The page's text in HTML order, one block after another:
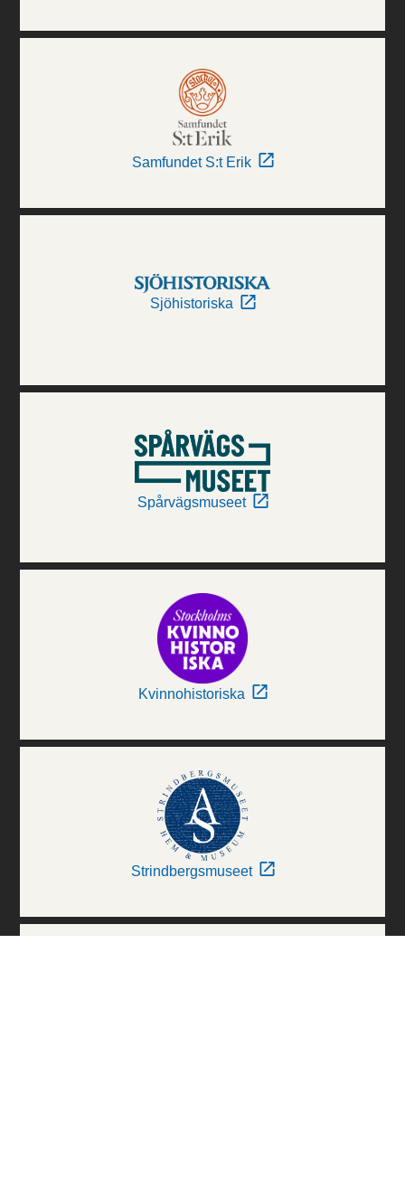
Samfundet S:t Erik
Sjöhistoriska
Spårvägsmuseet
Kvinnohistoriska
Strindbergsmuseet